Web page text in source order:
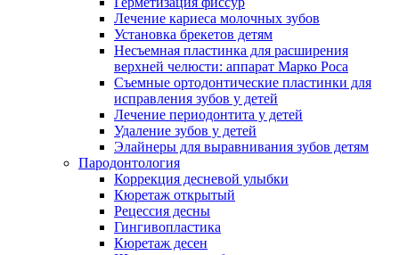
Лечение кариеса молочных зубов
Установка брекетов детям
Несъемная пластинка для расширения
верхней челюсти: аппарат Марко Роса
Съемные ортодонтические пластинки для
исправления зубов у детей
Лечение периодонтита у детей
Удаление зубов у детей
Элайнеры для выравнивания зубов детям
Пародонтология
Коррекция десневой улыбки
Кюретаж открытый
Рецессия десны
Гингивопластика
Кюретаж десен